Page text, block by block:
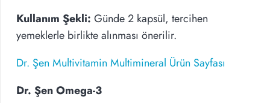
Kullanım Şekli: Günde 2 kapsül, tercihen
yemeklerle birlikte alınması önerilir.
Dr. Şen Multivitamin Multimineral Ürün Sayfası
Dr. Şen Omega-3